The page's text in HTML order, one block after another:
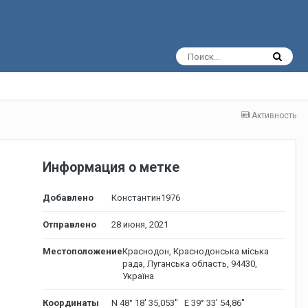
Активность
Информация о метке
Добавлено Константин1976
Отправлено 28 июня, 2021
МестоположениеКраснодон, Краснодонська міська
рада, Луганська область, 94430,
Україна
Координаты N 48° 18' 35,053'' E 39° 33' 54,86''